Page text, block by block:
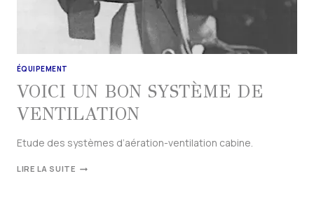
ÉQUIPEMENT
VOICI UN BON SYSTÈME DE
VENTILATION
Etude des systèmes d’aération-ventilation cabine.
LIRE LA SUITE